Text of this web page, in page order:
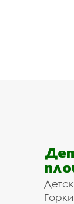
Горки